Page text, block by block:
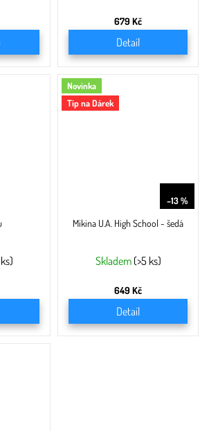
679 Kč
Detail
Novinka
Tip na Dárek
–13 %
Mikina U.A. High School - šedá
Skladem (>5 ks)
649 Kč
Detail